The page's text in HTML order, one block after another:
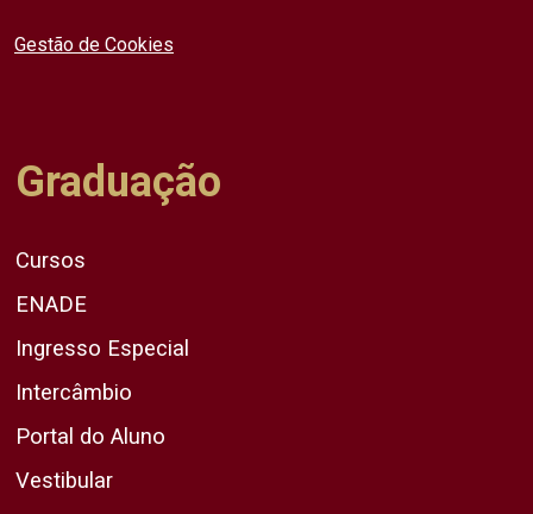
Gestão de Cookies
Graduação
Cursos
ENADE
Ingresso Especial
Intercâmbio
Portal do Aluno
Vestibular